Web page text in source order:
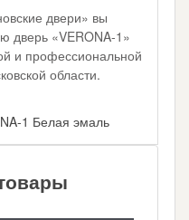
двери» вы
дверь «VERONA-1»
и профессиональной
области.
1 Белая эмаль